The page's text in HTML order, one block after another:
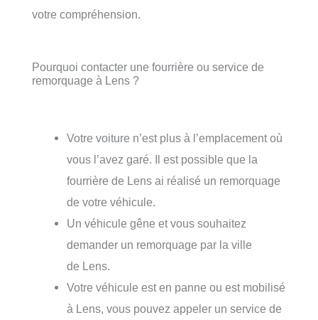
votre compréhension.
Pourquoi contacter une fourrière ou service de
remorquage à Lens ?
Votre voiture n’est plus à l’emplacement où
vous l’avez garé. Il est possible que la
fourrière de Lens ai réalisé un remorquage
de votre véhicule.
Un véhicule gêne et vous souhaitez
demander un remorquage par la ville
de Lens.
Votre véhicule est en panne ou est mobilisé
à Lens, vous pouvez appeler un service de